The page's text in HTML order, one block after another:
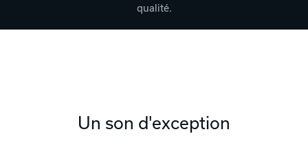
qualité.
Un son d'exception